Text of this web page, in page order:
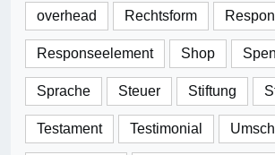
overhead Rechtsform
Responseelement Shop
Sprache Steuer Stiftung
Testament Testimonial